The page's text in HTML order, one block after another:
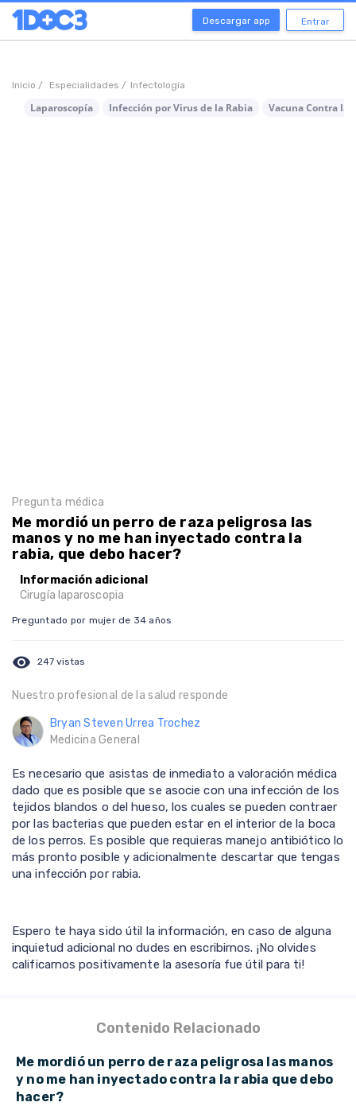
Descargar app Entrar
Inicio / Especialidades / Infectología
Laparoscopía Infección por Virus de la Rabia Vacuna Contra la
Pregunta médica
Me mordió un perro de raza peligrosa las
manos y no me han inyectado contra la
rabia, que debo hacer?
Información adicional
Cirugía laparoscopia
Preguntado por mujer de 34 años
visibility 247 vistas
Nuestro profesional de la salud responde
Bryan Steven Urrea Trochez
Medicina General
Es necesario que asistas de inmediato a valoración médica
dado que es posible que se asocie con una infección de los
tejidos blandos o del hueso, los cuales se pueden contraer
por las bacterias que pueden estar en el interior de la boca
de los perros. Es posible que requieras manejo antibiótico lo
más pronto posible y adicionalmente descartar que tengas
una infección por rabia.
Espero te haya sido útil la información, en caso de alguna
inquietud adicional no dudes en escribirnos. ¡No olvides
calificarnos positivamente la asesoría fue útil para ti!
Contenido Relacionado
Me mordió un perro de raza peligrosa las manos
y no me han inyectado contra la rabia que debo
hacer?